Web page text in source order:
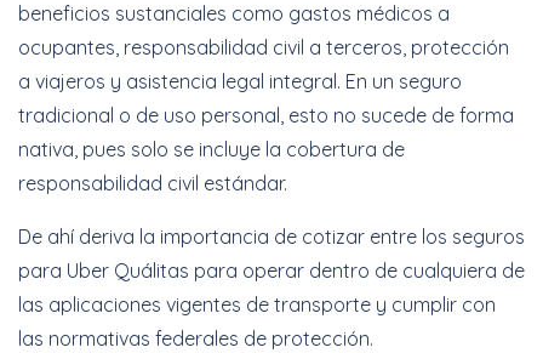
beneficios sustanciales como gastos médicos a
ocupantes, responsabilidad civil a terceros, protección
a viajeros y asistencia legal integral. En un seguro
tradicional o de uso personal, esto no sucede de forma
nativa, pues solo se incluye la cobertura de
responsabilidad civil estándar.
De ahí deriva la importancia de cotizar entre los seguros
para Uber Quálitas para operar dentro de cualquiera de
las aplicaciones vigentes de transporte y cumplir con
las normativas federales de protección.